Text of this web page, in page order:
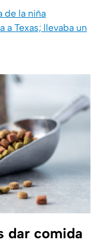
de la niña
a Texas; llevaba un
dar comida